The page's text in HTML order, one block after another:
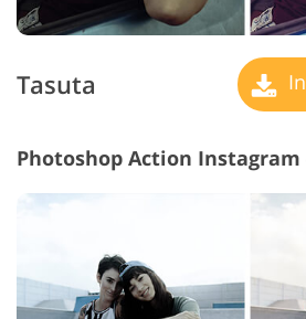
Tasuta
Photoshop Action Instagram